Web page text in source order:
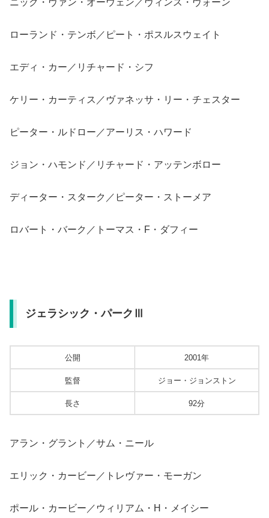
ニック・ヴァン・オーウェン／ヴィンス・ヴォーン
ローランド・テンボ／ピート・ポスルスウェイト
エディ・カー／リチャード・シフ
ケリー・カーティス／ヴァネッサ・リー・チェスター
ピーター・ルドロー／アーリス・ハワード
ジョン・ハモンド／リチャード・アッテンボロー
ディーター・スターク／ピーター・ストーメア
ロバート・バーク／トーマス・F・ダフィー
ジェラシック・パークⅢ
公開 2001年
監督 ジョー・ジョンストン
長さ 92分
アラン・グラント／サム・ニール
エリック・カービー／トレヴァー・モーガン
ポール・カービー／ウィリアム・H・メイシー